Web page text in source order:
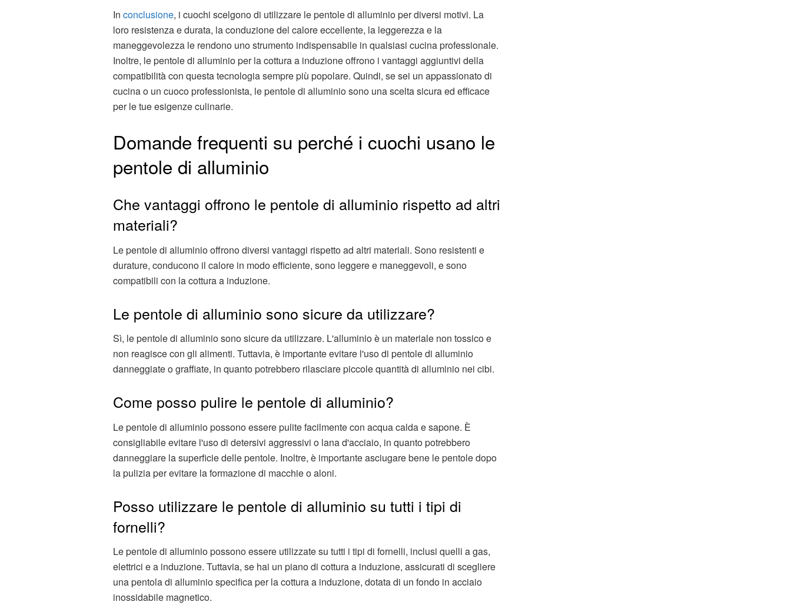
In conclusione, i cuochi scelgono di utilizzare le pentole di alluminio per diversi motivi. La
loro resistenza e durata, la conduzione del calore eccellente, la leggerezza e la
maneggevolezza le rendono uno strumento indispensabile in qualsiasi cucina professionale.
Inoltre, le pentole di alluminio per la cottura a induzione offrono i vantaggi aggiuntivi della
compatibilità con questa tecnologia sempre più popolare. Quindi, se sei un appassionato di
cucina o un cuoco professionista, le pentole di alluminio sono una scelta sicura ed efficace
per le tue esigenze culinarie.
Domande frequenti su perché i cuochi usano le
pentole di alluminio
Che vantaggi offrono le pentole di alluminio rispetto ad altri
materiali?
Le pentole di alluminio offrono diversi vantaggi rispetto ad altri materiali. Sono resistenti e
durature, conducono il calore in modo efficiente, sono leggere e maneggevoli, e sono
compatibili con la cottura a induzione.
Le pentole di alluminio sono sicure da utilizzare?
Sì, le pentole di alluminio sono sicure da utilizzare. L'alluminio è un materiale non tossico e
non reagisce con gli alimenti. Tuttavia, è importante evitare l'uso di pentole di alluminio
danneggiate o graffiate, in quanto potrebbero rilasciare piccole quantità di alluminio nei cibi.
Come posso pulire le pentole di alluminio?
Le pentole di alluminio possono essere pulite facilmente con acqua calda e sapone. È
consigliabile evitare l'uso di detersivi aggressivi o lana d'acciaio, in quanto potrebbero
danneggiare la superficie delle pentole. Inoltre, è importante asciugare bene le pentole dopo
la pulizia per evitare la formazione di macchie o aloni.
Posso utilizzare le pentole di alluminio su tutti i tipi di
fornelli?
Le pentole di alluminio possono essere utilizzate su tutti i tipi di fornelli, inclusi quelli a gas,
elettrici e a induzione. Tuttavia, se hai un piano di cottura a induzione, assicurati di scegliere
una pentola di alluminio specifica per la cottura a induzione, dotata di un fondo in acciaio
inossidabile magnetico.